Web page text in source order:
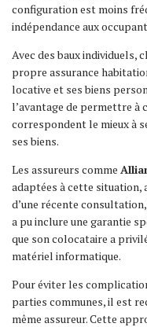
configuration est moins
indépendance aux
Avec des baux individuels,
propre assurance
locative et ses biens
l’avantage de permettre à
correspondent le mieux à
ses biens.
Les assureurs comme
adaptées à cette situation,
d’une récente
a pu inclure une garantie
que son colocataire a
matériel informatique.
Pour éviter les
parties communes, il est
même assureur. Cette